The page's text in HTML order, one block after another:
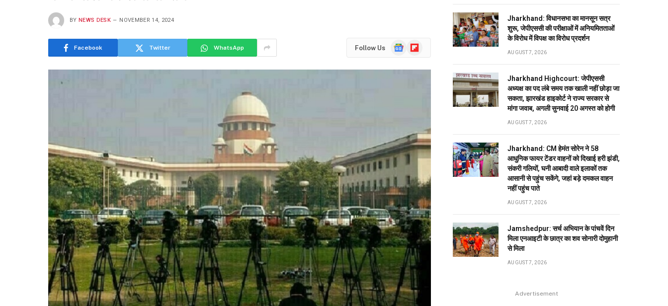
BY NEWS DESK NOVEMBER 14, 2024
Facebook Twitter WhatsApp Follow Us
GoogleFlipboard
Jharkhand: विधानसभा का मानसून सत्र
शुरू, जेपीएससी की परीक्षाओं में अनियमितताओं
के विरोध में विपक्ष का विरोध प्रदर्शन
AUGUST 7, 2026
Jharkhand Highcourt: जेपीएससी
अध्यक्ष का पद लंबे समय तक खाली नहीं छोड़ा जा
सकता, झारखंड हाइकोर्ट ने राज्य सरकार से
मांगा जवाब, अगली सुनवाई 20 अगस्त को होगी
AUGUST 7, 2026
Jharkhand: CM हेमंत सोरेन ने 58
आधुनिक फायर टेंडर वाहनों को दिखाई हरी झंडी,
संकरी गलियों, घनी आबादी वाले इलाकों तक
आसानी से पहुंच सकेंगे, जहां बड़े दमकल वाहन
नहीं पहुंच पाते
AUGUST 7, 2026
Jamshedpur: सर्च अभियान के पांचवें दिन
मिला एनआइटी के छात्र का शव सोनारी दोमुहानी
से मिला
AUGUST 7, 2026
Advertisement